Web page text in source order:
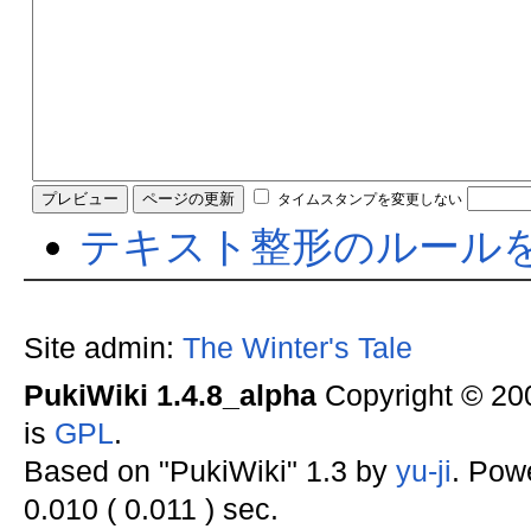
タイムスタンプを変更しない
テキスト整形のルール
Site admin: The Winter's Tale
PukiWiki 1.4.8_alphaCopyright ©
is GPL.
Based on "PukiWiki" 1.3 by yu-ji.
0.010 ( 0.011 ) sec.